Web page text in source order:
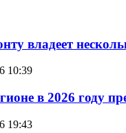
владеет
10:39
в 2026 году
19:43